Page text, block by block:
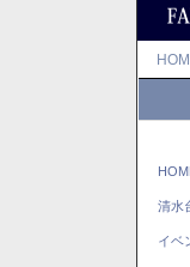
清水
イベ